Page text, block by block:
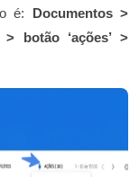
é: Documentos >
botão ‘ações’ >